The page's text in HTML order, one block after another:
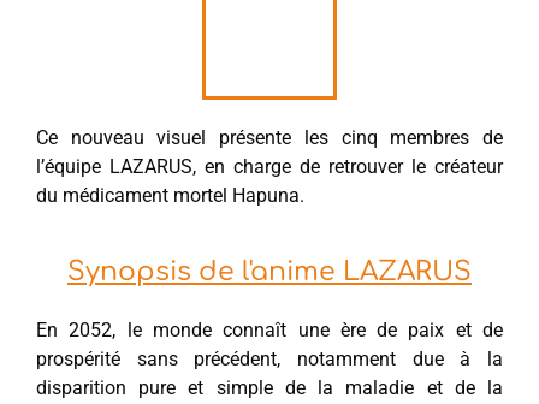
Ce nouveau visuel présente les cinq membres de
l’équipe LAZARUS, en charge de retrouver le créateur
du médicament mortel Hapuna.
Synopsis de l'anime LAZARUS
En 2052, le monde connaît une ère de paix et de
prospérité sans précédent, notamment due à la
disparition pure et simple de la maladie et de la